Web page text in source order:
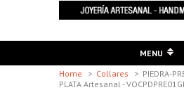
MENU
Home
> Collares > PIEDRA-
PLATA Artesanal -